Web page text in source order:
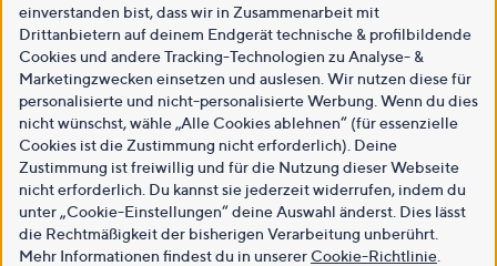
einverstanden bist, dass wir in Zusammenarbeit mit
Drittanbietern auf deinem Endgerät technische & profilbildende
Cookies und andere Tracking-Technologien zu Analyse- &
Marketingzwecken einsetzen und auslesen. Wir nutzen diese für
personalisierte und nicht-personalisierte Werbung. Wenn du dies
nicht wünschst, wähle „Alle Cookies ablehnen“ (für essenzielle
Cookies ist die Zustimmung nicht erforderlich). Deine
Zustimmung ist freiwillig und für die Nutzung dieser Webseite
nicht erforderlich. Du kannst sie jederzeit widerrufen, indem du
unter „Cookie-Einstellungen“ deine Auswahl änderst. Dies lässt
die Rechtmäßigkeit der bisherigen Verarbeitung unberührt.
Mehr Informationen findest du in unsererCookie-Richtlinie